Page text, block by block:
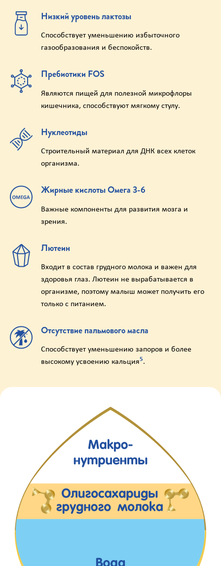
Низкий уровень лактозы
Способствует уменьшению избыточного
газообразования и беспокойств.
Пребиотики FOS
Являются пищей для полезной микрофлоры
кишечника, способствуют мягкому стулу.
Нуклеотиды
Строительный материал для ДНК всех клеток
организма.
Жирные кислоты Омега 3-6
Важные компоненты для развития мозга и
зрения.
Лютеин
Входит в состав грудного молока и важен для
здоровья глаз. Лютеин не вырабатывается в
организме, поэтому малыш может получить его
только с питанием.
Отсутствие пальмового масла
Способствует уменьшению запоров и более
высокому усвоению кальция5.